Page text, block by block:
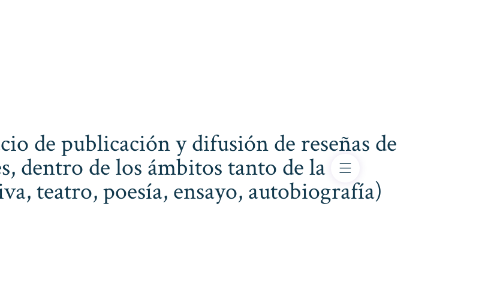
de publicación y difusión de reseñas de
dentro de los ámbitos tanto de la
teatro, poesía, ensayo, autobiografía)